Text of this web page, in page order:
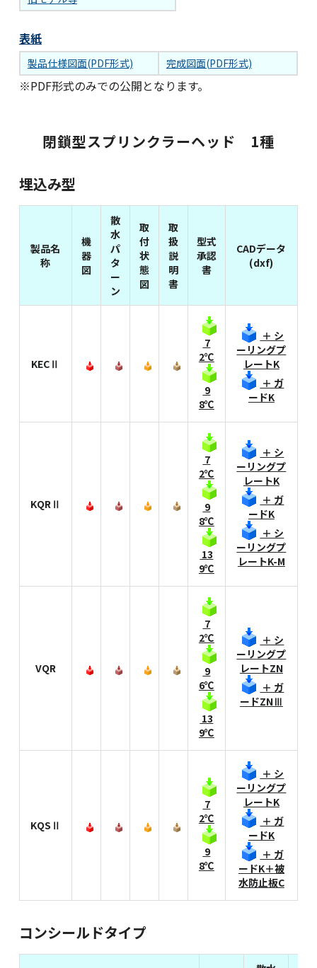
表紙
製品仕様図面(PDF形式) 完成図面(PDF形式)
※PDF形式のみでの公開となります。
閉鎖型スプリンクラーヘッド 1種
埋込み型
製品名
称
機
器
図
散
水
パ
タ
ー
ン
取
付
状
態
図
取
扱
説
明
書
型式
承認
書
CADデータ
(dxf)
KECⅡ
7
2℃
9
8℃
＋ シ
ーリングプ
レートK
＋ ガ
ードK
KQRⅡ
7
2℃
9
8℃
13
9℃
＋ シ
ーリングプ
レートK
＋ ガ
ードK
＋ シ
ーリングプ
レートK-M
VQR
7
2℃
9
6℃
13
9℃
＋ シ
ーリングプ
レートZN
＋ ガ
ードZNⅢ
KQSⅡ
7
2℃
9
8℃
＋ シ
ーリングプ
レートK
＋ ガ
ードK
＋ ガ
ードK＋被
水防止板C
コンシールドタイプ